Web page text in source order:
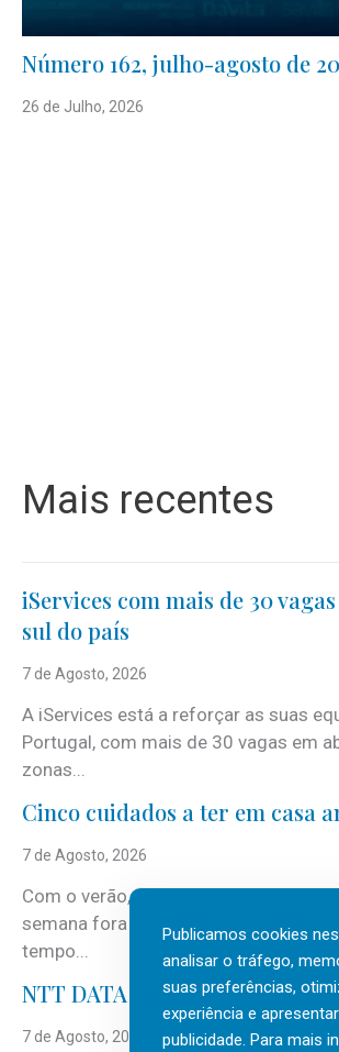
Número 162, julho-agosto de
26 de Julho, 2026
Mais recentes
iServices com mais de 30
sul do país
7 de Agosto, 2026
A iServices está a reforçar as suas
Portugal, com mais de 30 vagas em
zonas...
Cinco cuidados a ter em casa
7 de Agosto, 2026
Com o verão, chegam também as
semana fora e os dias em que a casa
tempo...
NTT DATA Insurtech Global
7 de Agosto, 2026
Publicamos cookies
analisar o tráfego,
suas preferências,
experiência e apresentar
publicidade. Para mais